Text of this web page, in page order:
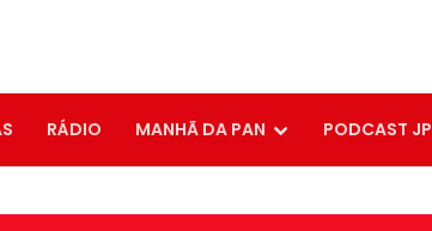
RÁDIO MANHÃ DA PAN PODCAST JP